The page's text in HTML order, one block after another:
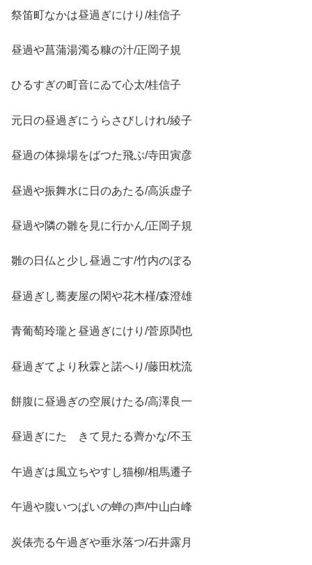
祭笛町なかは昼過ぎにけり/桂信子
昼過や菖蒲湯濁る糠の汁/正岡子規
ひるすぎの町音にゐて心太/桂信子
元日の昼過ぎにうらさびしけれ/綾子
昼過の体操場をばつた飛ぶ/寺田寅彦
昼過や振舞水に日のあたる/高浜虚子
昼過や隣の雛を見に行かん/正岡子規
雛の日仏と少し昼過ごす/竹内のぼる
昼過ぎし蕎麦屋の閑や花木槿/森澄雄
青葡萄玲瓏と昼過ぎにけり/菅原鬨也
昼過ぎてより秋霖と諾へり/藤田枕流
餅腹に昼過ぎの空展けたる/高澤良一
昼過ぎにたゝきて見たる薺かな/不玉
午過ぎは風立ちやすし猫柳/相馬遷子
午過や腹いつぱいの蝉の声/中山白峰
炭俵売る午過ぎや垂氷落つ/石井露月